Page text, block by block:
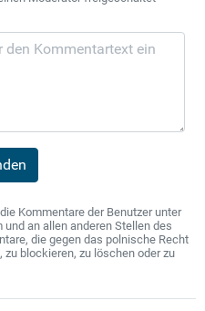
Kommentare der Benutzer unter
an allen anderen Stellen des
die gegen das polnische Recht
blockieren, zu löschen oder zu